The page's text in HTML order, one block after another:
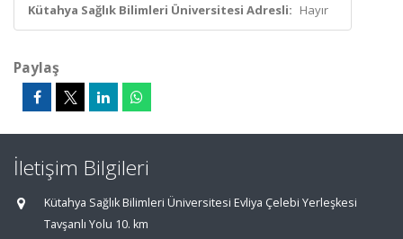
Kütahya Sağlık Bilimleri Üniversitesi Adresli: Hayır
Paylaş
İletişim Bilgileri
Kütahya Sağlık Bilimleri Üniversitesi Evliya Çelebi Yerleşkesi
Tavşanlı Yolu 10. km